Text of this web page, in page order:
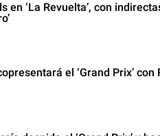
en ‘La Revuelta’, con
el ‘Grand Prix’ con